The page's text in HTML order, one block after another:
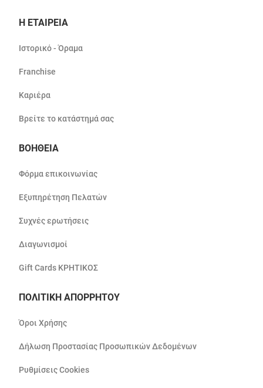
Η ΕΤΑΙΡΕΙΑ
Ιστορικό - Όραμα
Franchise
Καριέρα
Βρείτε το κατάστημά σας
ΒΟΗΘΕΙΑ
Φόρμα επικοινωνίας
Εξυπηρέτηση Πελατών
Συχνές ερωτήσεις
Διαγωνισμοί
Gift Cards ΚΡΗΤΙΚΟΣ
ΠΟΛΙΤΙΚΗ ΑΠΟΡΡΗΤΟΥ
Όροι Χρήσης
Δήλωση Προστασίας Προσωπικών Δεδομένων
Ρυθμίσεις Cookies